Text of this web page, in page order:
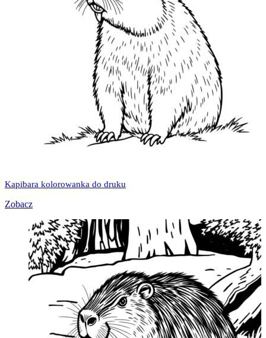
Kapibara kolorowanka do druku
Zobacz